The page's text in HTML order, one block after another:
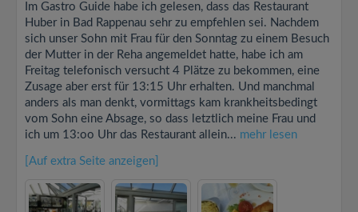
Im Gastro Guide habe ich gelesen, dass das Restaurant
Huber in Bad Rappenau sehr zu empfehlen sei. Nachdem
sich unser Sohn mit Frau für den Sonntag zu einem Besuch
der Mutter in der Reha angemeldet hatte, habe ich am
Freitag telefonisch versucht 4 Plätze zu bekommen, eine
Zusage aber erst für 13:15 Uhr erhalten. Und manchmal
anders als man denkt, vormittags kam krankheitsbedingt
vom Sohn eine Absage, so dass letztlich meine Frau und
ich um 13:oo Uhr das Restaurant allein... mehr lesen
[Auf extra Seite anzeigen]